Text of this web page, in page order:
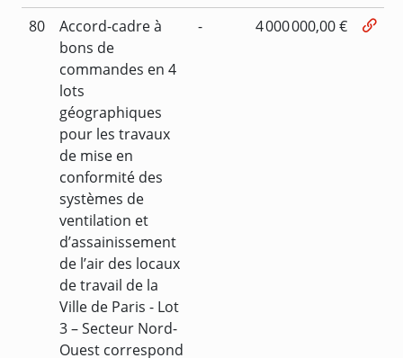
80
Accord-cadre à
bons de
commandes en 4
lots
géographiques
pour les travaux
de mise en
conformité des
systèmes de
ventilation et
d’assainissement
de l’air des locaux
de travail de la
Ville de Paris - Lot
3 – Secteur Nord-
Ouest correspond
- 4 000 000,00 €